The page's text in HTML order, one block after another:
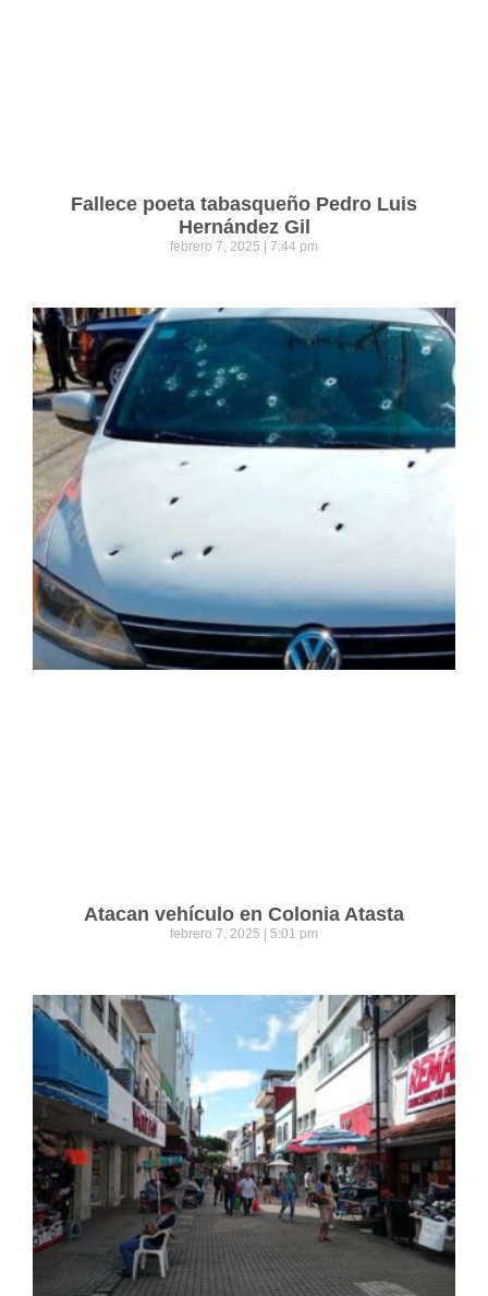
Fallece poeta tabasqueño Pedro Luis
Hernández Gil
febrero 7, 2025 7:44 pm
Atacan vehículo en Colonia Atasta
febrero 7, 2025 5:01 pm